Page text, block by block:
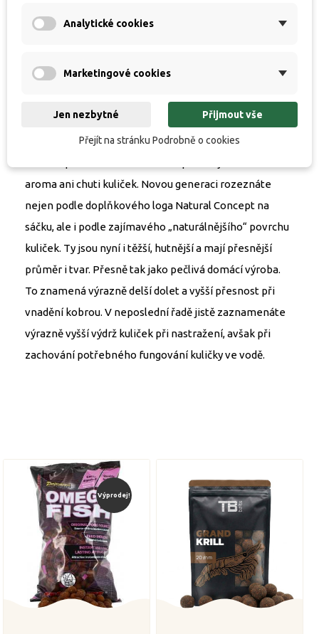
fungováním, jaké získáte při domácí ruční výrobě. Nová
dovoluje i přidání opravdového ovoce, jater a dalších
čerstvých vajec ve všech vyráběných řadách boilies.
Konzervace a stabilizace je postavena v maximální
aroma ani chuti kuliček. Novou generaci rozeznáte
nejen podle doplňkového loga Natural Concept na
sáčku, ale i podle zajímavého „naturálnějšího“ povrchu
kuliček. Ty jsou nyní i těžší, hutnější a mají přesnější
průměr i tvar. Přesně tak jako pečlivá domácí výroba.
To znamená výrazně delší dolet a vyšší přesnost při
vnadění kobrou. V neposlední řadě jistě zaznamenáte
výrazně vyšší výdrž kuliček při nastražení, avšak při
zachování potřebného fungování kuličky ve vodě.
Výprodej!
Analytické cookies
Marketingové cookies
Jen nezbytné Přijmout vše
Přejít na stránku Podrobně o cookies